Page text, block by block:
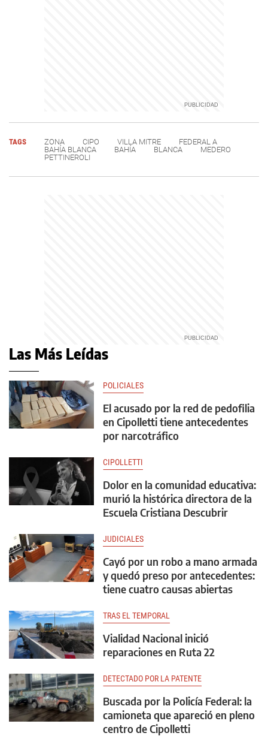
TAGS ZONA CIPO VILLA MITRE
FEDERAL A
BAHÍA BLANCA
BAHÍA BLANCA
MEDERO
PETTINEROLI
Las Más Leídas
POLICIALES
El acusado por la red de pedofilia
en Cipolletti tiene antecedentes
por narcotráfico
CIPOLLETTI
Dolor en la comunidad educativa:
murió la histórica directora de la
Escuela Cristiana Descubrir
JUDICIALES
Cayó por un robo a mano armada
y quedó preso por antecedentes:
tiene cuatro causas abiertas
TRAS EL TEMPORAL
Vialidad Nacional inició
reparaciones en Ruta 22
DETECTADO POR LA PATENTE
Buscada por la Policía Federal: la
camioneta que apareció en pleno
centro de Cipolletti